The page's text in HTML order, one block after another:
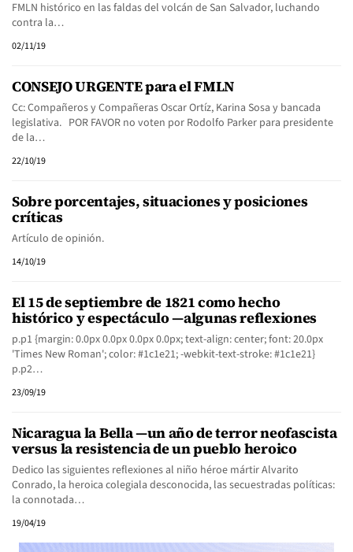
FMLN histórico en las faldas del volcán de San Salvador, luchando
contra la…
02/11/19
CONSEJO URGENTE para el FMLN
Cc: Compañeros y Compañeras Oscar Ortíz, Karina Sosa y bancada
legislativa. POR FAVOR no voten por Rodolfo Parker para presidente
de la…
22/10/19
Sobre porcentajes, situaciones y posiciones
críticas
Artículo de opinión.
14/10/19
El 15 de septiembre de 1821 como hecho
histórico y espectáculo —algunas reflexiones
p.p1 {margin: 0.0px 0.0px 0.0px 0.0px; text-align: center; font: 20.0px
'Times New Roman'; color: #1c1e21; -webkit-text-stroke: #1c1e21}
p.p2…
23/09/19
Nicaragua la Bella —un año de terror neofascista
versus la resistencia de un pueblo heroico
Dedico las siguientes reflexiones al niño héroe mártir Alvarito
Conrado, la heroica colegiala desconocida, las secuestradas políticas:
la connotada…
19/04/19